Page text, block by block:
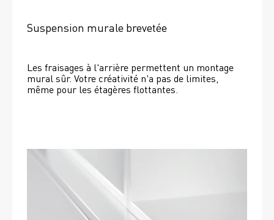
Suspension murale brevetée
Les fraisages à l'arrière permettent un montage
mural sûr. Votre créativité n'a pas de limites,
même pour les étagères flottantes.